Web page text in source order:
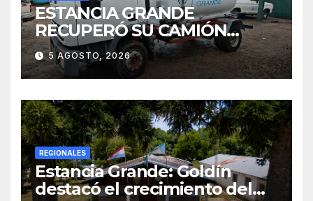
ESTANCIA GRANDE
RECUPERÓ SU CAMIÓN
ATMOSFÉRICO Y MEJORARÁ
EL SERVICIO DE
SANEAMIENTO PARA LOS
VECINOS
5 AGOSTO, 2026
REGIONALES
Estancia Grande: Goldín
destacó el crecimiento del